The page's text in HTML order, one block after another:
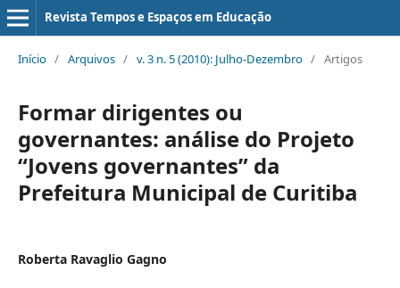
Revista Tempos e Espaços em Educação
Início / Arquivos / v. 3 n. 5 (2010): Julho-Dezembro / Artigos
Formar dirigentes ou
governantes: análise do Projeto
“Jovens governantes” da
Prefeitura Municipal de Curitiba
Roberta Ravaglio Gagno